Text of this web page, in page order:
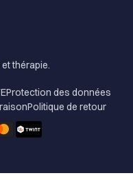
et thérapie.
Protection des données
Politique de retour